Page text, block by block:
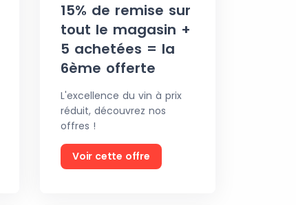
15% de remise sur
tout le magasin +
5 achetées = la
6ème offerte
L'excellence du vin à prix
réduit, découvrez nos
offres !
Voir cette offre